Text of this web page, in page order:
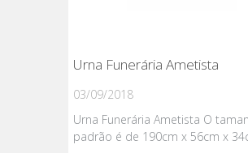
Urna Funerária Ametista
03/09/2018
Urna Funerária Ametista O
padrão é de 190cm x 56cm x